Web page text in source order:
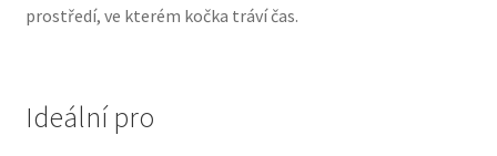
Ortopedické pelíšky
Purizon pro psy — Vysoký obsah masa, bez obilovin
prostředí, ve kterém kočka tráví čas.
Ideální pro